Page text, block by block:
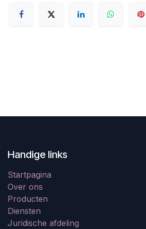
Handige links
Startpagina
Over ons
Producten
Diensten
Juridische afdeling